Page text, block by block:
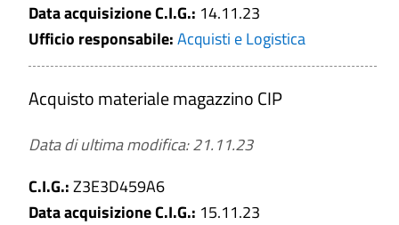
Data acquisizione C.I.G.: 14.11.23
Ufficio responsabile:Acquisti e Logistica
Acquisto materiale magazzino CIP
Data di ultima modifica: 21.11.23
C.I.G.:Z3E3D459A6
Data acquisizione C.I.G.: 15.11.23